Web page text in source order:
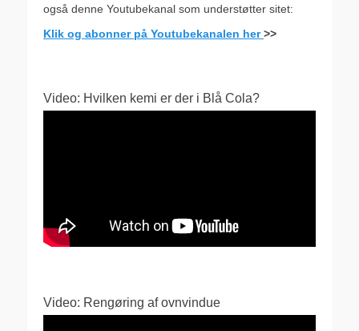
også denne Youtubekanal som understøtter sitet:
Klik og abonner på Youtubekanalen her>>
Video: Hvilken kemi er der i Blå Cola?
Video: Rengøring af ovnvindue